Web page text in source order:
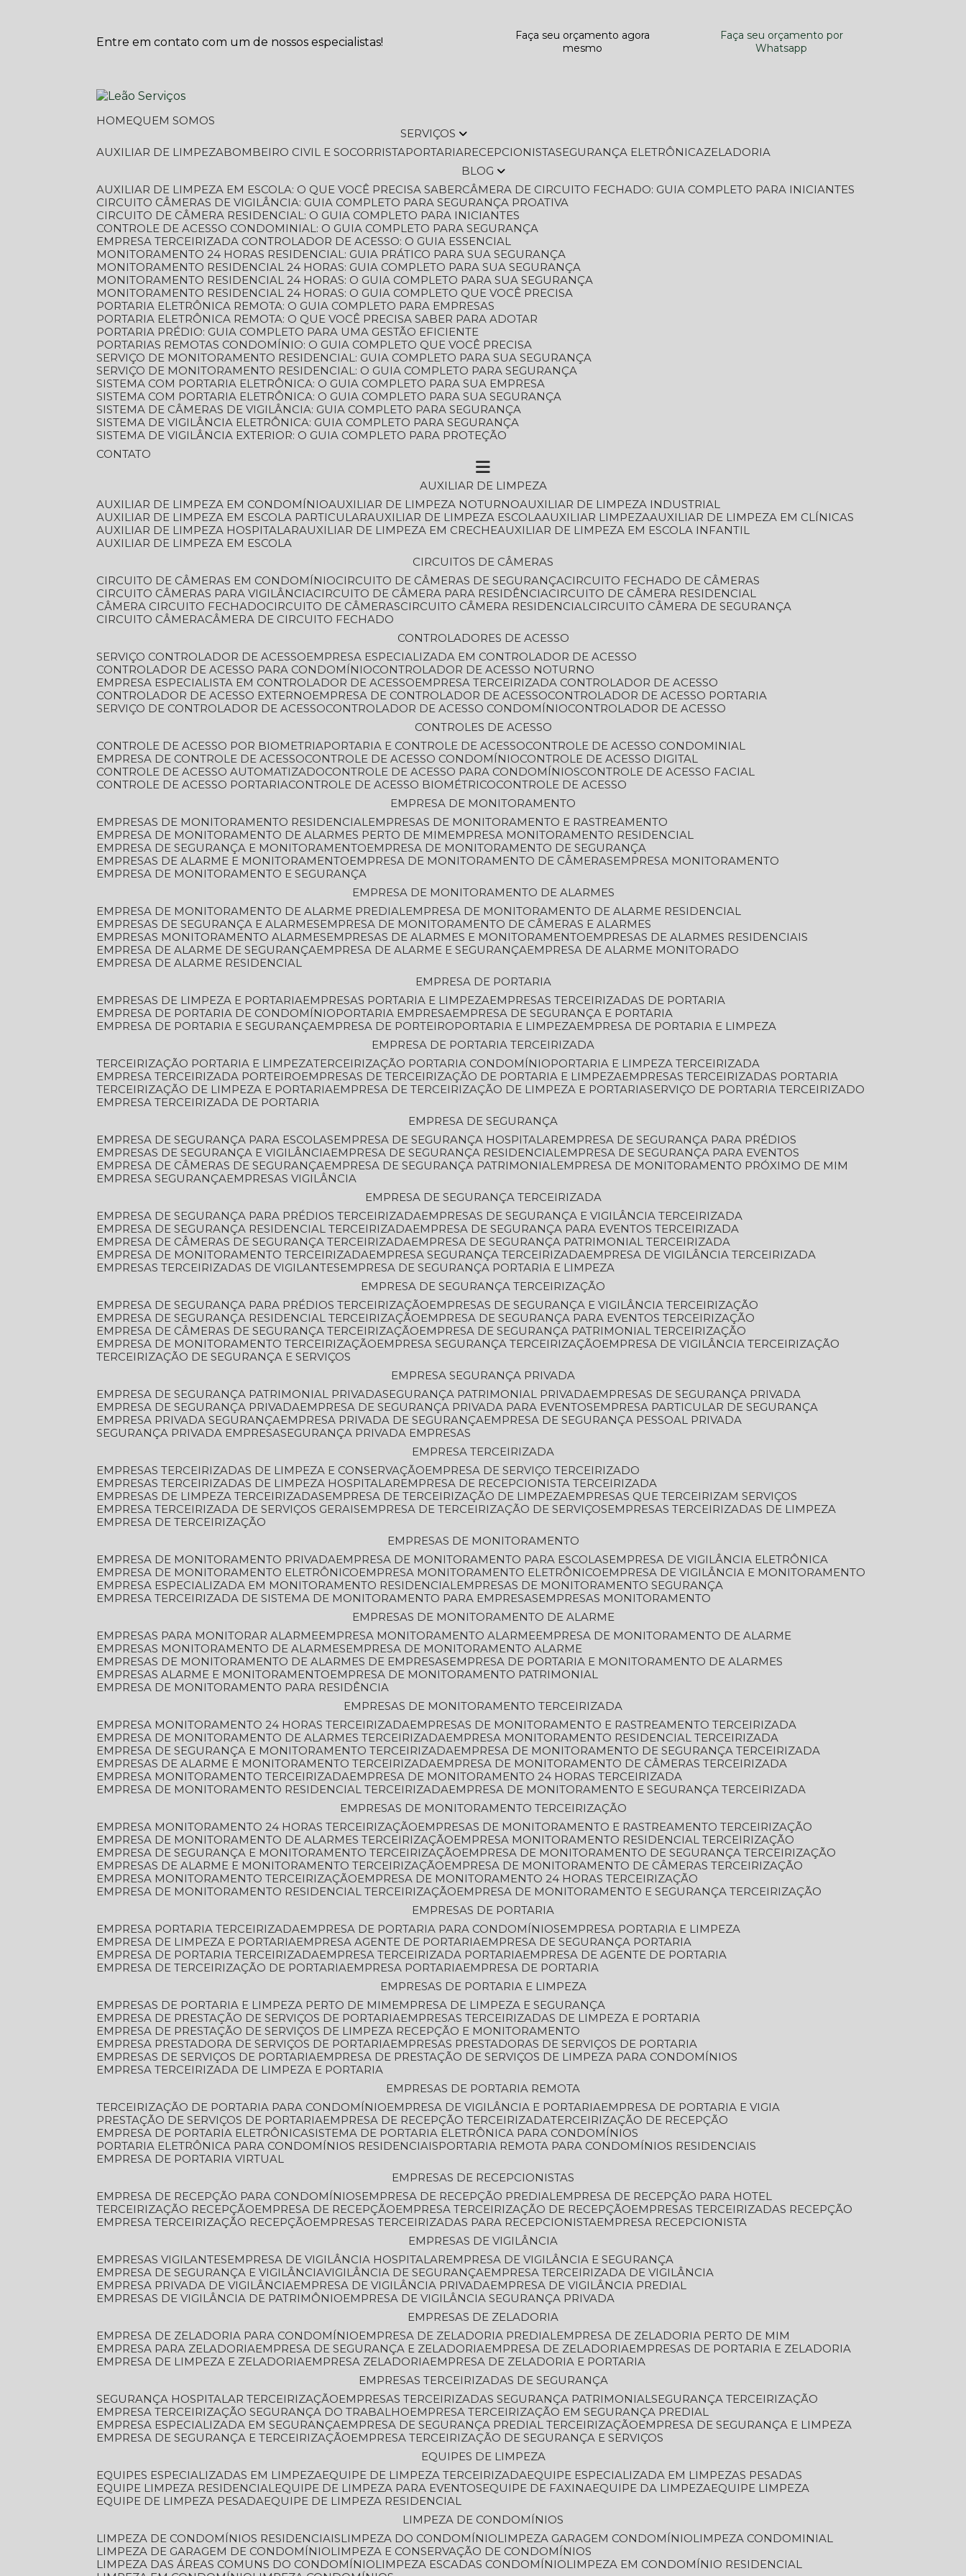
Entre em contato com um de nossos especialistas!
Faça seu orçamento agora
mesmo
Faça seu orçamento por
Whatsapp
HOME
QUEM SOMOS
SERVIÇOS
AUXILIAR DE LIMPEZA
BOMBEIRO CIVIL E SOCORRISTA PORTARIA RECEPCIONISTA SEGURANÇA ELETRÔNICA
ZELADORIA
BLOG
AUXILIAR DE LIMPEZA EM ESCOLA: O QUE VOCÊ PRECISA SABER
CÂMERA DE CIRCUITO FECHADO: GUIA COMPLETO PARA INICIANTES
CIRCUITO CÂMERAS DE VIGILÂNCIA: GUIA COMPLETO PARA SEGURANÇA PROATIVA
CIRCUITO DE CÂMERA RESIDENCIAL: O GUIA COMPLETO PARA INICIANTES
CONTROLE DE ACESSO CONDOMINIAL: O GUIA COMPLETO PARA SEGURANÇA
EMPRESA TERCEIRIZADA CONTROLADOR DE ACESSO: O GUIA ESSENCIAL
MONITORAMENTO 24 HORAS RESIDENCIAL: GUIA PRÁTICO PARA SUA SEGURANÇA
MONITORAMENTO RESIDENCIAL 24 HORAS: GUIA COMPLETO PARA SUA SEGURANÇA
MONITORAMENTO RESIDENCIAL 24 HORAS: O GUIA COMPLETO PARA SUA SEGURANÇA
MONITORAMENTO RESIDENCIAL 24 HORAS: O GUIA COMPLETO QUE VOCÊ PRECISA
PORTARIA ELETRÔNICA REMOTA: O GUIA COMPLETO PARA EMPRESAS
PORTARIA ELETRÔNICA REMOTA: O QUE VOCÊ PRECISA SABER PARA ADOTAR
PORTARIA PRÉDIO: GUIA COMPLETO PARA UMA GESTÃO EFICIENTE
PORTARIAS REMOTAS CONDOMÍNIO: O GUIA COMPLETO QUE VOCÊ PRECISA
SERVIÇO DE MONITORAMENTO RESIDENCIAL: GUIA COMPLETO PARA SUA SEGURANÇA
SERVIÇO DE MONITORAMENTO RESIDENCIAL: O GUIA COMPLETO PARA SEGURANÇA
SISTEMA COM PORTARIA ELETRÔNICA: O GUIA COMPLETO PARA SUA EMPRESA
SISTEMA COM PORTARIA ELETRÔNICA: O GUIA COMPLETO PARA SUA SEGURANÇA
SISTEMA DE CÂMERAS DE VIGILÂNCIA: GUIA COMPLETO PARA SEGURANÇA
SISTEMA DE VIGILÂNCIA ELETRÔNICA: GUIA COMPLETO PARA SEGURANÇA
SISTEMA DE VIGILÂNCIA EXTERIOR: O GUIA COMPLETO PARA PROTEÇÃO
CONTATO
AUXILIAR DE LIMPEZA
AUXILIAR DE LIMPEZA EM CONDOMÍNIO
AUXILIAR DE LIMPEZA NOTURNO
AUXILIAR DE LIMPEZA INDUSTRIAL
AUXILIAR DE LIMPEZA EM ESCOLA PARTICULAR
AUXILIAR DE LIMPEZA ESCOLA AUXILIAR LIMPEZA
AUXILIAR DE LIMPEZA EM CLÍNICAS
AUXILIAR DE LIMPEZA HOSPITALAR
AUXILIAR DE LIMPEZA EM CRECHE
AUXILIAR DE LIMPEZA EM ESCOLA INFANTIL
AUXILIAR DE LIMPEZA EM ESCOLA
CIRCUITOS DE CÂMERAS
CIRCUITO DE CÂMERAS EM CONDOMÍNIO
CIRCUITO DE CÂMERAS DE SEGURANÇA
CIRCUITO FECHADO DE CÂMERAS
CIRCUITO CÂMERAS PARA VIGILÂNCIA
CIRCUITO DE CÂMERA PARA RESIDÊNCIA
CIRCUITO DE CÂMERA RESIDENCIAL
CÂMERA CIRCUITO FECHADO
CIRCUITO DE CÂMERAS CIRCUITO CÂMERA RESIDENCIAL
CIRCUITO CÂMERA DE SEGURANÇA
CIRCUITO CÂMERA
CÂMERA DE CIRCUITO FECHADO
CONTROLADORES DE ACESSO
SERVIÇO CONTROLADOR DE ACESSO
EMPRESA ESPECIALIZADA EM CONTROLADOR DE ACESSO
CONTROLADOR DE ACESSO PARA CONDOMÍNIO
CONTROLADOR DE ACESSO NOTURNO
EMPRESA ESPECIALISTA EM CONTROLADOR DE ACESSO
EMPRESA TERCEIRIZADA CONTROLADOR DE ACESSO
CONTROLADOR DE ACESSO EXTERNO
EMPRESA DE CONTROLADOR DE ACESSO
CONTROLADOR DE ACESSO PORTARIA
SERVIÇO DE CONTROLADOR DE ACESSO
CONTROLADOR DE ACESSO CONDOMÍNIO
CONTROLADOR DE ACESSO
CONTROLES DE ACESSO
CONTROLE DE ACESSO POR BIOMETRIA
PORTARIA E CONTROLE DE ACESSO
CONTROLE DE ACESSO CONDOMINIAL
EMPRESA DE CONTROLE DE ACESSO
CONTROLE DE ACESSO CONDOMÍNIO
CONTROLE DE ACESSO DIGITAL
CONTROLE DE ACESSO AUTOMATIZADO
CONTROLE DE ACESSO PARA CONDOMÍNIOS
CONTROLE DE ACESSO FACIAL
CONTROLE DE ACESSO PORTARIA CONTROLE DE ACESSO BIOMÉTRICO
CONTROLE DE ACESSO
EMPRESA DE MONITORAMENTO
EMPRESAS DE MONITORAMENTO RESIDENCIAL
EMPRESAS DE MONITORAMENTO E RASTREAMENTO
EMPRESA DE MONITORAMENTO DE ALARMES PERTO DE MIM
EMPRESA MONITORAMENTO RESIDENCIAL
EMPRESA DE SEGURANÇA E MONITORAMENTO
EMPRESA DE MONITORAMENTO DE SEGURANÇA
EMPRESAS DE ALARME E MONITORAMENTO
EMPRESA DE MONITORAMENTO DE CÂMERAS
EMPRESA MONITORAMENTO
EMPRESA DE MONITORAMENTO E SEGURANÇA
EMPRESA DE MONITORAMENTO DE ALARMES
EMPRESA DE MONITORAMENTO DE ALARME PREDIAL
EMPRESA DE MONITORAMENTO DE ALARME RESIDENCIAL
EMPRESAS DE SEGURANÇA E ALARMES
EMPRESA DE MONITORAMENTO DE CÂMERAS E ALARMES
EMPRESAS MONITORAMENTO ALARMES
EMPRESAS DE ALARMES E MONITORAMENTO
EMPRESAS DE ALARMES RESIDENCIAIS
EMPRESA DE ALARME DE SEGURANÇA
EMPRESA DE ALARME E SEGURANÇA
EMPRESA DE ALARME MONITORADO
EMPRESA DE ALARME RESIDENCIAL
EMPRESA DE PORTARIA
EMPRESAS DE LIMPEZA E PORTARIA
EMPRESAS PORTARIA E LIMPEZA
EMPRESAS TERCEIRIZADAS DE PORTARIA
EMPRESA DE PORTARIA DE CONDOMÍNIO
PORTARIA EMPRESA
EMPRESA DE SEGURANÇA E PORTARIA
EMPRESA DE PORTARIA E SEGURANÇA
EMPRESA DE PORTEIRO PORTARIA E LIMPEZA
EMPRESA DE PORTARIA E LIMPEZA
EMPRESA DE PORTARIA TERCEIRIZADA
TERCEIRIZAÇÃO PORTARIA E LIMPEZA TERCEIRIZAÇÃO PORTARIA CONDOMÍNIO
PORTARIA E LIMPEZA TERCEIRIZADA
EMPRESA TERCEIRIZADA PORTEIRO
EMPRESAS DE TERCEIRIZAÇÃO DE PORTARIA E LIMPEZA
EMPRESAS TERCEIRIZADAS PORTARIA
TERCEIRIZAÇÃO DE LIMPEZA E PORTARIA
EMPRESA DE TERCEIRIZAÇÃO DE LIMPEZA E PORTARIA SERVIÇO DE PORTARIA TERCEIRIZADO
EMPRESA TERCEIRIZADA DE PORTARIA
EMPRESA DE SEGURANÇA
EMPRESA DE SEGURANÇA PARA ESCOLAS
EMPRESA DE SEGURANÇA HOSPITALAR
EMPRESA DE SEGURANÇA PARA PRÉDIOS
EMPRESAS DE SEGURANÇA E VIGILÂNCIA
EMPRESA DE SEGURANÇA RESIDENCIAL
EMPRESA DE SEGURANÇA PARA EVENTOS
EMPRESA DE CÂMERAS DE SEGURANÇA
EMPRESA DE SEGURANÇA PATRIMONIAL
EMPRESA DE MONITORAMENTO PRÓXIMO DE MIM
EMPRESA SEGURANÇA
EMPRESAS VIGILÂNCIA
EMPRESA DE SEGURANÇA TERCEIRIZADA
EMPRESA DE SEGURANÇA PARA PRÉDIOS TERCEIRIZADA
EMPRESAS DE SEGURANÇA E VIGILÂNCIA TERCEIRIZADA
EMPRESA DE SEGURANÇA RESIDENCIAL TERCEIRIZADA
EMPRESA DE SEGURANÇA PARA EVENTOS TERCEIRIZADA
EMPRESA DE CÂMERAS DE SEGURANÇA TERCEIRIZADA
EMPRESA DE SEGURANÇA PATRIMONIAL TERCEIRIZADA
EMPRESA DE MONITORAMENTO TERCEIRIZADA
EMPRESA SEGURANÇA TERCEIRIZADA
EMPRESA DE VIGILÂNCIA TERCEIRIZADA
EMPRESAS TERCEIRIZADAS DE VIGILANTES
EMPRESA DE SEGURANÇA PORTARIA E LIMPEZA
EMPRESA DE SEGURANÇA TERCEIRIZAÇÃO
EMPRESA DE SEGURANÇA PARA PRÉDIOS TERCEIRIZAÇÃO
EMPRESAS DE SEGURANÇA E VIGILÂNCIA TERCEIRIZAÇÃO
EMPRESA DE SEGURANÇA RESIDENCIAL TERCEIRIZAÇÃO
EMPRESA DE SEGURANÇA PARA EVENTOS TERCEIRIZAÇÃO
EMPRESA DE CÂMERAS DE SEGURANÇA TERCEIRIZAÇÃO
EMPRESA DE SEGURANÇA PATRIMONIAL TERCEIRIZAÇÃO
EMPRESA DE MONITORAMENTO TERCEIRIZAÇÃO
EMPRESA SEGURANÇA TERCEIRIZAÇÃO
EMPRESA DE VIGILÂNCIA TERCEIRIZAÇÃO
TERCEIRIZAÇÃO DE SEGURANÇA E SERVIÇOS
EMPRESA SEGURANÇA PRIVADA
EMPRESA DE SEGURANÇA PATRIMONIAL PRIVADA SEGURANÇA PATRIMONIAL PRIVADA
EMPRESAS DE SEGURANÇA PRIVADA
EMPRESA DE SEGURANÇA PRIVADA
EMPRESA DE SEGURANÇA PRIVADA PARA EVENTOS
EMPRESA PARTICULAR DE SEGURANÇA
EMPRESA PRIVADA SEGURANÇA
EMPRESA PRIVADA DE SEGURANÇA
EMPRESA DE SEGURANÇA PESSOAL PRIVADA
SEGURANÇA PRIVADA EMPRESA SEGURANÇA PRIVADA EMPRESAS
EMPRESA TERCEIRIZADA
EMPRESAS TERCEIRIZADAS DE LIMPEZA E CONSERVAÇÃO
EMPRESA DE SERVIÇO TERCEIRIZADO
EMPRESAS TERCEIRIZADAS DE LIMPEZA HOSPITALAR
EMPRESA DE RECEPCIONISTA TERCEIRIZADA
EMPRESAS DE LIMPEZA TERCEIRIZADAS
EMPRESA DE TERCEIRIZAÇÃO DE LIMPEZA
EMPRESAS QUE TERCEIRIZAM SERVIÇOS
EMPRESA TERCEIRIZADA DE SERVIÇOS GERAIS
EMPRESA DE TERCEIRIZAÇÃO DE SERVIÇOS
EMPRESAS TERCEIRIZADAS DE LIMPEZA
EMPRESA DE TERCEIRIZAÇÃO
EMPRESAS DE MONITORAMENTO
EMPRESA DE MONITORAMENTO PRIVADA
EMPRESA DE MONITORAMENTO PARA ESCOLAS
EMPRESA DE VIGILÂNCIA ELETRÔNICA
EMPRESA DE MONITORAMENTO ELETRÔNICO
EMPRESA MONITORAMENTO ELETRÔNICO
EMPRESA DE VIGILÂNCIA E MONITORAMENTO
EMPRESA ESPECIALIZADA EM MONITORAMENTO RESIDENCIAL
EMPRESAS DE MONITORAMENTO SEGURANÇA
EMPRESA TERCEIRIZADA DE SISTEMA DE MONITORAMENTO PARA EMPRESAS
EMPRESAS MONITORAMENTO
EMPRESAS DE MONITORAMENTO DE ALARME
EMPRESAS PARA MONITORAR ALARME
EMPRESA MONITORAMENTO ALARME
EMPRESA DE MONITORAMENTO DE ALARME
EMPRESAS MONITORAMENTO DE ALARMES
EMPRESA DE MONITORAMENTO ALARME
EMPRESAS DE MONITORAMENTO DE ALARMES DE EMPRESAS
EMPRESA DE PORTARIA E MONITORAMENTO DE ALARMES
EMPRESAS ALARME E MONITORAMENTO
EMPRESA DE MONITORAMENTO PATRIMONIAL
EMPRESA DE MONITORAMENTO PARA RESIDÊNCIA
EMPRESAS DE MONITORAMENTO TERCEIRIZADA
EMPRESA MONITORAMENTO 24 HORAS TERCEIRIZADA
EMPRESAS DE MONITORAMENTO E RASTREAMENTO TERCEIRIZADA
EMPRESA DE MONITORAMENTO DE ALARMES TERCEIRIZADA
EMPRESA MONITORAMENTO RESIDENCIAL TERCEIRIZADA
EMPRESA DE SEGURANÇA E MONITORAMENTO TERCEIRIZADA
EMPRESA DE MONITORAMENTO DE SEGURANÇA TERCEIRIZADA
EMPRESAS DE ALARME E MONITORAMENTO TERCEIRIZADA
EMPRESA DE MONITORAMENTO DE CÂMERAS TERCEIRIZADA
EMPRESA MONITORAMENTO TERCEIRIZADA
EMPRESA DE MONITORAMENTO 24 HORAS TERCEIRIZADA
EMPRESA DE MONITORAMENTO RESIDENCIAL TERCEIRIZADA
EMPRESA DE MONITORAMENTO E SEGURANÇA TERCEIRIZADA
EMPRESAS DE MONITORAMENTO TERCEIRIZAÇÃO
EMPRESA MONITORAMENTO 24 HORAS TERCEIRIZAÇÃO
EMPRESAS DE MONITORAMENTO E RASTREAMENTO TERCEIRIZAÇÃO
EMPRESA DE MONITORAMENTO DE ALARMES TERCEIRIZAÇÃO
EMPRESA MONITORAMENTO RESIDENCIAL TERCEIRIZAÇÃO
EMPRESA DE SEGURANÇA E MONITORAMENTO TERCEIRIZAÇÃO
EMPRESA DE MONITORAMENTO DE SEGURANÇA TERCEIRIZAÇÃO
EMPRESAS DE ALARME E MONITORAMENTO TERCEIRIZAÇÃO
EMPRESA DE MONITORAMENTO DE CÂMERAS TERCEIRIZAÇÃO
EMPRESA MONITORAMENTO TERCEIRIZAÇÃO
EMPRESA DE MONITORAMENTO 24 HORAS TERCEIRIZAÇÃO
EMPRESA DE MONITORAMENTO RESIDENCIAL TERCEIRIZAÇÃO
EMPRESA DE MONITORAMENTO E SEGURANÇA TERCEIRIZAÇÃO
EMPRESAS DE PORTARIA
EMPRESA PORTARIA TERCEIRIZADA
EMPRESA DE PORTARIA PARA CONDOMÍNIOS
EMPRESA PORTARIA E LIMPEZA
EMPRESA DE LIMPEZA E PORTARIA
EMPRESA AGENTE DE PORTARIA
EMPRESA DE SEGURANÇA PORTARIA
EMPRESA DE PORTARIA TERCEIRIZADA
EMPRESA TERCEIRIZADA PORTARIA
EMPRESA DE AGENTE DE PORTARIA
EMPRESA DE TERCEIRIZAÇÃO DE PORTARIA
EMPRESA PORTARIA
EMPRESA DE PORTARIA
EMPRESAS DE PORTARIA E LIMPEZA
EMPRESAS DE PORTARIA E LIMPEZA PERTO DE MIM
EMPRESA DE LIMPEZA E SEGURANÇA
EMPRESA DE PRESTAÇÃO DE SERVIÇOS DE PORTARIA
EMPRESAS TERCEIRIZADAS DE LIMPEZA E PORTARIA
EMPRESA DE PRESTAÇÃO DE SERVIÇOS DE LIMPEZA RECEPÇÃO E MONITORAMENTO
EMPRESA PRESTADORA DE SERVIÇOS DE PORTARIA
EMPRESAS PRESTADORAS DE SERVIÇOS DE PORTARIA
EMPRESAS DE SERVIÇOS DE PORTARIA
EMPRESA DE PRESTAÇÃO DE SERVIÇOS DE LIMPEZA PARA CONDOMÍNIOS
EMPRESA TERCEIRIZADA DE LIMPEZA E PORTARIA
EMPRESAS DE PORTARIA REMOTA
TERCEIRIZAÇÃO DE PORTARIA PARA CONDOMÍNIO
EMPRESA DE VIGILÂNCIA E PORTARIA
EMPRESA DE PORTARIA E VIGIA
PRESTAÇÃO DE SERVIÇOS DE PORTARIA
EMPRESA DE RECEPÇÃO TERCEIRIZADA TERCEIRIZAÇÃO DE RECEPÇÃO
EMPRESA DE PORTARIA ELETRÔNICA SISTEMA DE PORTARIA ELETRÔNICA PARA CONDOMÍNIOS
PORTARIA ELETRÔNICA PARA CONDOMÍNIOS RESIDENCIAIS
PORTARIA REMOTA PARA CONDOMÍNIOS RESIDENCIAIS
EMPRESA DE PORTARIA VIRTUAL
EMPRESAS DE RECEPCIONISTAS
EMPRESA DE RECEPÇÃO PARA CONDOMÍNIOS
EMPRESA DE RECEPÇÃO PREDIAL
EMPRESA DE RECEPÇÃO PARA HOTEL
TERCEIRIZAÇÃO RECEPÇÃO
EMPRESA DE RECEPÇÃO EMPRESA TERCEIRIZAÇÃO DE RECEPÇÃO
EMPRESAS TERCEIRIZADAS RECEPÇÃO
EMPRESA TERCEIRIZAÇÃO RECEPÇÃO
EMPRESAS TERCEIRIZADAS PARA RECEPCIONISTA
EMPRESA RECEPCIONISTA
EMPRESAS DE VIGILÂNCIA
EMPRESAS VIGILANTES
EMPRESA DE VIGILÂNCIA HOSPITALAR
EMPRESA DE VIGILÂNCIA E SEGURANÇA
EMPRESA DE SEGURANÇA E VIGILÂNCIA VIGILÂNCIA DE SEGURANÇA
EMPRESA TERCEIRIZADA DE VIGILÂNCIA
EMPRESA PRIVADA DE VIGILÂNCIA
EMPRESA DE VIGILÂNCIA PRIVADA
EMPRESA DE VIGILÂNCIA PREDIAL
EMPRESAS DE VIGILÂNCIA DE PATRIMÔNIO
EMPRESA DE VIGILÂNCIA SEGURANÇA PRIVADA
EMPRESAS DE ZELADORIA
EMPRESA DE ZELADORIA PARA CONDOMÍNIO
EMPRESA DE ZELADORIA PREDIAL
EMPRESA DE ZELADORIA PERTO DE MIM
EMPRESA PARA ZELADORIA
EMPRESA DE SEGURANÇA E ZELADORIA EMPRESA DE ZELADORIA
EMPRESAS DE PORTARIA E ZELADORIA
EMPRESA DE LIMPEZA E ZELADORIA
EMPRESA ZELADORIA
EMPRESA DE ZELADORIA E PORTARIA
EMPRESAS TERCEIRIZADAS DE SEGURANÇA
SEGURANÇA HOSPITALAR TERCEIRIZAÇÃO
EMPRESAS TERCEIRIZADAS SEGURANÇA PATRIMONIAL SEGURANÇA TERCEIRIZAÇÃO
EMPRESA TERCEIRIZAÇÃO SEGURANÇA DO TRABALHO
EMPRESA TERCEIRIZAÇÃO EM SEGURANÇA PREDIAL
EMPRESA ESPECIALIZADA EM SEGURANÇA
EMPRESA DE SEGURANÇA PREDIAL TERCEIRIZAÇÃO
EMPRESA DE SEGURANÇA E LIMPEZA
EMPRESA DE SEGURANÇA E TERCEIRIZAÇÃO
EMPRESA TERCEIRIZAÇÃO DE SEGURANÇA E SERVIÇOS
EQUIPES DE LIMPEZA
EQUIPES ESPECIALIZADAS EM LIMPEZA EQUIPE DE LIMPEZA TERCEIRIZADA EQUIPE ESPECIALIZADA EM LIMPEZAS PESADAS
EQUIPE LIMPEZA RESIDENCIAL EQUIPE DE LIMPEZA PARA EVENTOS EQUIPE DE FAXINA EQUIPE DA LIMPEZA EQUIPE LIMPEZA
EQUIPE DE LIMPEZA PESADA EQUIPE DE LIMPEZA RESIDENCIAL
LIMPEZA DE CONDOMÍNIOS
LIMPEZA DE CONDOMÍNIOS RESIDENCIAIS
LIMPEZA DO CONDOMÍNIO LIMPEZA GARAGEM CONDOMÍNIO
LIMPEZA CONDOMINIAL
LIMPEZA DE GARAGEM DE CONDOMÍNIO
LIMPEZA E CONSERVAÇÃO DE CONDOMÍNIOS
LIMPEZA DAS ÁREAS COMUNS DO CONDOMÍNIO
LIMPEZA ESCADAS CONDOMÍNIO
LIMPEZA EM CONDOMÍNIO RESIDENCIAL